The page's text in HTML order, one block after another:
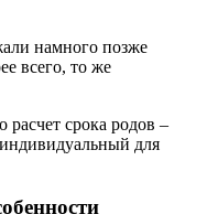
намного позже
всего, то же
расчет срока родов –
для